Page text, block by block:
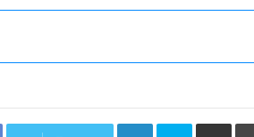
Linkedin Skype